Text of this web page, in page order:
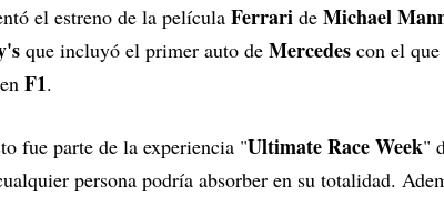
el estreno de la película Ferrari de Michael
que incluyó el primer auto de Mercedes con el que
F1.
fue parte de la experiencia "Ultimate Race Week"
persona podría absorber en su totalidad.